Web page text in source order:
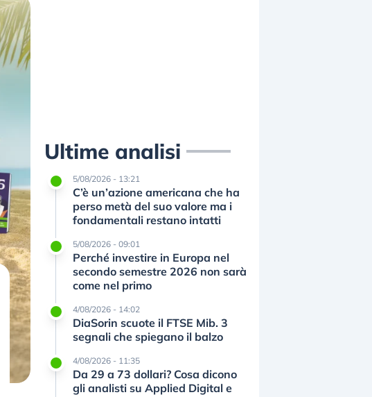
Ultime analisi
5/08/2026 - 13:21
C’è un’azione americana che ha
perso metà del suo valore ma i
fondamentali restano intatti
5/08/2026 - 09:01
Perché investire in Europa nel
secondo semestre 2026 non sarà
come nel primo
4/08/2026 - 14:02
DiaSorin scuote il FTSE Mib. 3
segnali che spiegano il balzo
4/08/2026 - 11:35
Da 29 a 73 dollari? Cosa dicono
gli analisti su Applied Digital e